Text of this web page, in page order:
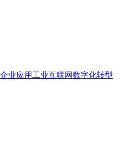
业应用工业互联网数字化转型